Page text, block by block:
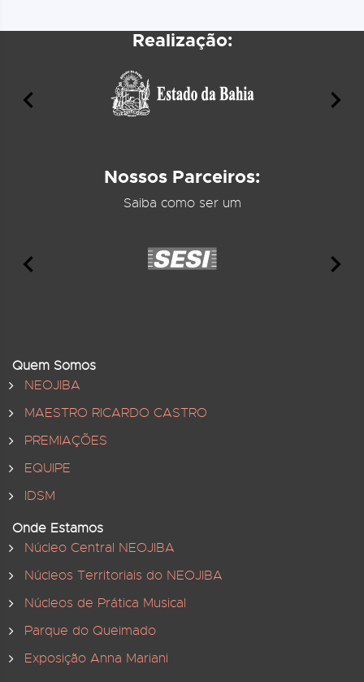
Realização:
Nossos Parceiros:
Saiba como ser um
Quem Somos
NEOJIBA
MAESTRO RICARDO CASTRO
PREMIAÇÕES
EQUIPE
IDSM
Onde Estamos
Núcleo Central NEOJIBA
Núcleos Territoriais do NEOJIBA
Núcleos de Prática Musical
Parque do Queimado
Exposição Anna Mariani